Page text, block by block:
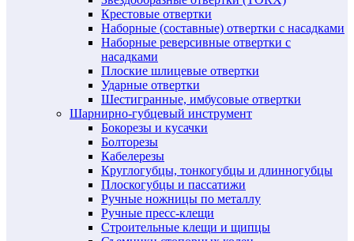
Крестовые отвертки
Наборные (составные) отвертки с насадками
Наборные реверсивные отвертки с
насадками
Плоские шлицевые отвертки
Ударные отвертки
Шестигранные, имбусовые отвертки
Шарнирно-губцевый инструмент
Бокорезы и кусачки
Болторезы
Кабелерезы
Круглогубцы, тонкогубцы и длинногубцы
Плоскогубцы и пассатижи
Ручные ножницы по металлу
Ручные пресс-клещи
Строительные клещи и щипцы